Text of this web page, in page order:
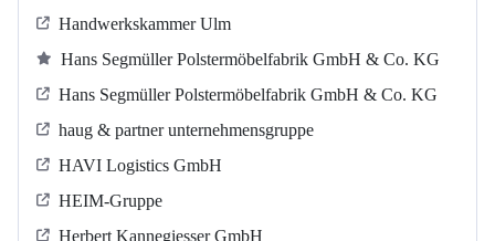
Handwerkskammer Ulm
Hans Segmüller Polstermöbelfabrik GmbH & Co. KG
Hans Segmüller Polstermöbelfabrik GmbH & Co. KG
haug & partner unternehmensgruppe
HAVI Logistics GmbH
HEIM-Gruppe
Herbert Kannegiesser GmbH